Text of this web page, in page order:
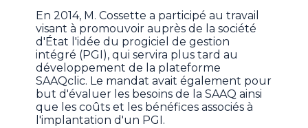
En 2014, M. Cossette a participé au travail
visant à promouvoir auprès de la société
d'État l'idée du progiciel de gestion
intégré (PGI), qui servira plus tard au
développement de la plateforme
SAAQclic. Le mandat avait également pour
but d'évaluer les besoins de la SAAQ ainsi
que les coûts et les bénéfices associés à
l'implantation d'un PGI.